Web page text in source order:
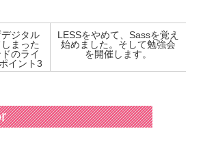
ジタル
まった
のライ
イント3
LESSをやめて、Sassを覚え
始めました。そして勉強会
を開催します。